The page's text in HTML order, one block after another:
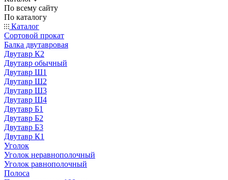
По всему сайту
По каталогу
Каталог
Сортовой прокат
Балка двутавровая
Двутавр К2
Двутавр обычный
Двутавр Ш1
Двутавр Ш2
Двутавр Ш3
Двутавр Ш4
Двутавр Б1
Двутавр Б2
Двутавр Б3
Двутавр К1
Уголок
Уголок неравнополочный
Уголок равнополочный
Полоса